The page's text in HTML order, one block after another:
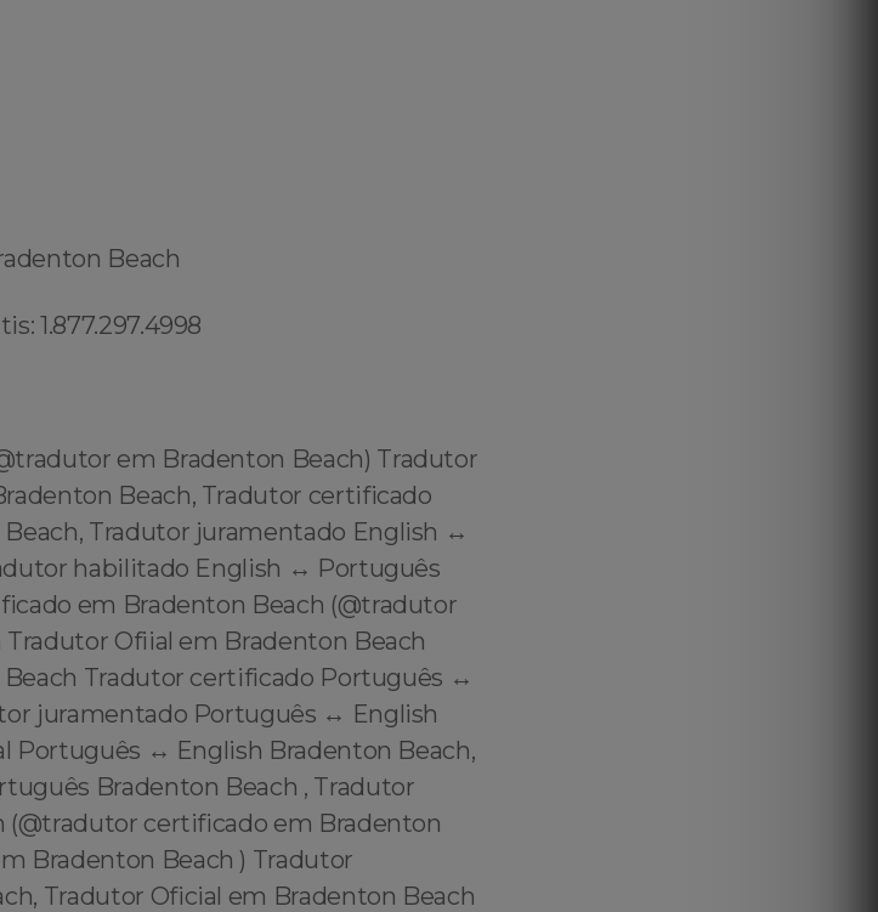
Beach
1.877.297.4998
em Bradenton Beach) Tradutor
Beach, Tradutor certificado
Tradutor juramentado English ↔️
habilitado English ↔️ Português
em Bradenton Beach (@tradutor
Ofiial em Bradenton Beach
Tradutor certificado Português ↔️
juramentado Português ↔️ English
Português ↔️ English Bradenton Beach,
Bradenton Beach , Tradutor
certificado em Bradenton
Bradenton Beach ) Tradutor
Tradutor Oficial em Bradenton Beach